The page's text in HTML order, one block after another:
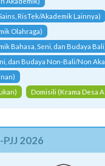
RisTek/Akademik Lainnya)
Olahraga)
Bahasa, Seni, dan Budaya
dan Budaya Non-Bali/Non
Domisili (Krama Desa
2026